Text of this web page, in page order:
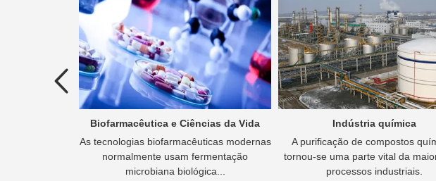
Biofarmacêutica e Ciências da Vida
As tecnologias biofarmacêuticas modernas
normalmente usam fermentação
microbiana biológica...
Indústria química
A purificação de compostos
tornou-se uma parte vital da
processos industriais.